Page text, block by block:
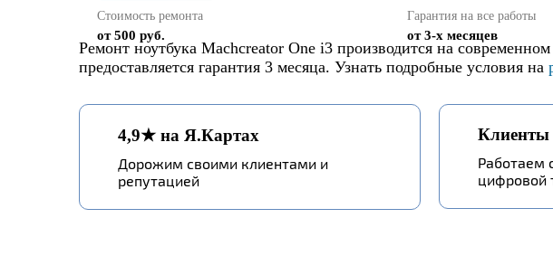
Стоимость ремонта
от 500 руб.
Гарантия на все работы
от 3-х месяцев
Ремонт ноутбука Machcreator One i3 производится на
предоставляется гарантия 3 месяца. Узнать подробные условия на
4,9★ на Я.Картах
Дорожим своими клиентами и
репутацией
Клиенты
Работаем
цифровой